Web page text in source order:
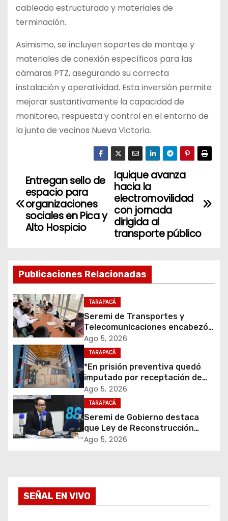
cableado estructurado y materiales de
terminación.
Asimismo, se incluyen soportes de montaje y
materiales de conexión específicos para las
cámaras PTZ, asegurando su correcta
instalación y operatividad. Esta inversión permite
mejorar sustantivamente la capacidad de
monitoreo, respuesta y control en el entorno de
la junta de vecinos Nueva Victoria.
N
a
g
a
c
i
ó
n
d
e
e
r
Iquique avanza
hacia la
electromovilidad
con jornada
dirigida al
transporte público
Entregan sello de
espacio para
organizaciones
sociales en Pica y
Alto Hospicio
Publicaciones Relacionadas
TARAPACÁ
Seremi de Transportes y
Telecomunicaciones encabezó
primera mesa de coordinación
para el retiro de cables en
desuso en Iquique
Ago 5, 2026
TARAPACÁ
*En prisión preventiva quedó
imputado por receptación de
cigarrillos avaluados en $1.600
millones*
Ago 5, 2026
TARAPACÁ
Seremi de Gobierno destaca
que Ley de Reconstrucción
Nacional impulsará la inversión
Ago 5, 2026
SEÑAL EN VIVO